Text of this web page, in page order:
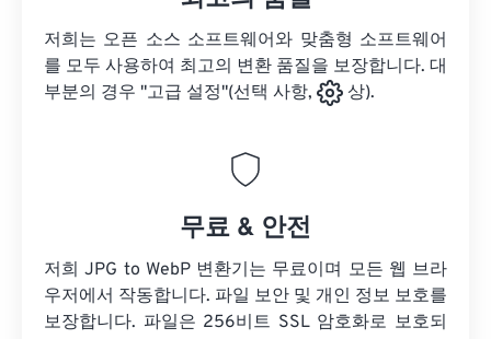
저희는 오픈 소스 소프트웨어와 맞춤형 소프트웨어
를 모두 사용하여 최고의 변환 품질을 보장합니다. 대
부분의 경우 "고급 설정"(선택 사항,
상).
무료 & 안전
저희 JPG to WebP 변환기는 무료이며 모든 웹 브라
우저에서 작동합니다. 파일 보안 및 개인 정보 보호를
보장합니다. 파일은 256비트 SSL 암호화로 보호되